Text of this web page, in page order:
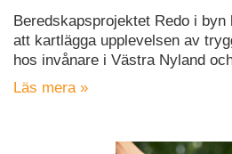
Beredskapsprojektet Redo i
att kartlägga upplevelsen av
hos invånare i Västra Nyland
Läs mera »